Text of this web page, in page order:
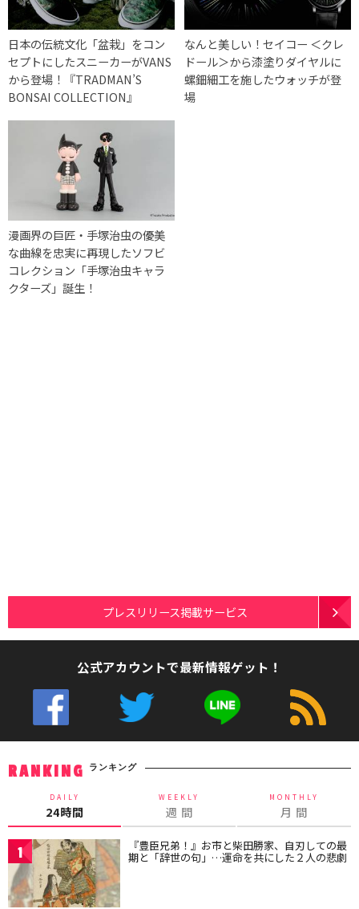
日本の伝統文化「盆栽」をコン
セプトにしたスニーカーがVANS
から登場！『TRADMAN’S
BONSAI COLLECTION』
なんと美しい！セイコー ＜クレ
ドール＞から漆塗りダイヤルに
螺鈿細工を施したウォッチが登
場
漫画界の巨匠・手塚治虫の優美
な曲線を忠実に再現したソフビ
コレクション「手塚治虫キャラ
クターズ」誕生！
プレスリリース掲載サービス
公式アカウントで最新情報ゲット！
RANKING ランキング
DAILY
24時間
WEEKLY
週 間
MONTHLY
月 間
1 『豊臣兄弟！』お市と柴田勝家、自刃しての最
期と「辞世の句」…運命を共にした２人の悲劇